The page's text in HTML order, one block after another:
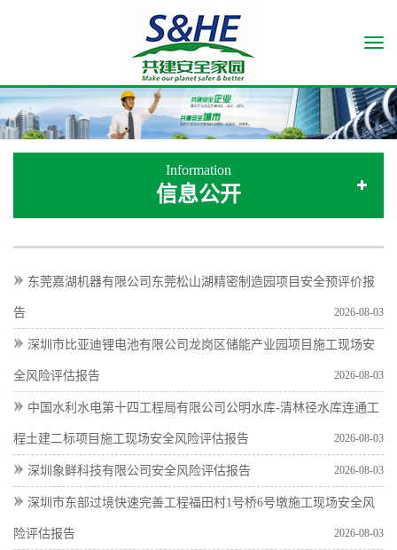
Information
信息公开
东莞嘉湖机器有限公司东莞松山湖精密制造园项目安全预评价报
告 2026-08-03
深圳市比亚迪锂电池有限公司龙岗区储能产业园项目施工现场安
全风险评估报告 2026-08-03
中国水利水电第十四工程局有限公司公明水库-清林径水库连通工
程土建二标项目施工现场安全风险评估报告 2026-08-03
深圳象鲜科技有限公司安全风险评估报告 2026-08-03
深圳市东部过境快速完善工程福田村1号桥6号墩施工现场安全风
险评估报告 2026-08-03